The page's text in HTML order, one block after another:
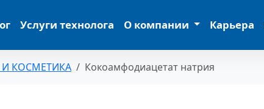
Услуги технолога О компании Карьера
КОСМЕТИКА Кокоамфодиацетат натрия